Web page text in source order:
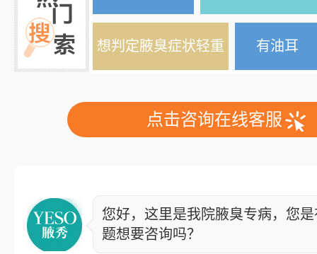
想判定腋臭症状轻重 有油耳
点击咨询在线客服
您好，这里是我院腋臭专病，您
题想要咨询吗？